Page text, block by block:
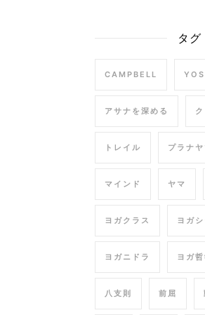
タグ
CAMPBELL
アサナを深める
トレイル プラナヤ
マインド ヤマ
ヨガクラス ヨガ
ヨガニドラ ヨガ
八支則 前屈